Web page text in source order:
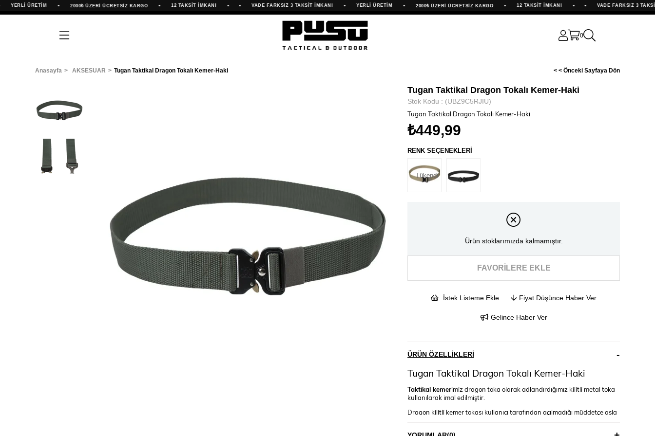
ÜRETİM • 2000₺ ÜZERİ ÜCRETSİZ KARGO • 12 TAKSİT İMKANI • • VADE FARKSIZ 3 TAKSİT İMKANI • YERLİ ÜRETİM • 2000₺ ÜZERİ ÜCRETSİZ KARGO • 12 TAKSİT İMKANI • • VADE FARKSIZ 3 TAKSİT
0
Anasayfa AKSESUAR Tugan Taktikal Dragon Tokalı Kemer-Haki < < Önceki Sayfaya Dön
Tugan Taktikal Dragon Tokalı Kemer-Haki
Stok Kodu (UBZ9C5RJIU)
Tugan Taktikal Dragon Tokalı Kemer-Haki
₺449,99
RENK SEÇENEKLERİ
Tükendi
Ürün stoklarımızda kalmamıştır.
FAVORILERE EKLE
İstek Listeme Ekle Fiyat Düşünce Haber Ver
Gelince Haber Ver
ÜRÜN ÖZELLIKLERI
Tugan Taktikal Dragon Tokalı Kemer-Haki
Taktikal kemerimiz dragon toka olarak adlandırdığımız kilitli metal toka
kullanılarak imal edilmiştir.
Dragon kilitli kemer tokası kullanıcı tarafından açılmadığı müddetçe asla